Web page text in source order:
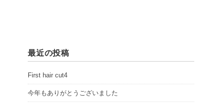
最近の投稿
First hair cut4
今年もありがとうございました